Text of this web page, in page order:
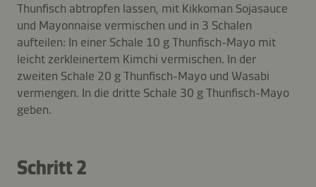
Thunfisch abtropfen lassen, mit Kikkoman Sojasauce
und Mayonnaise vermischen und in 3 Schalen
aufteilen: In einer Schale 10 g Thunfisch-Mayo mit
leicht zerkleinertem Kimchi vermischen. In der
zweiten Schale 20 g Thunfisch-Mayo und Wasabi
vermengen. In die dritte Schale 30 g Thunfisch-Mayo
geben.
Schritt 2